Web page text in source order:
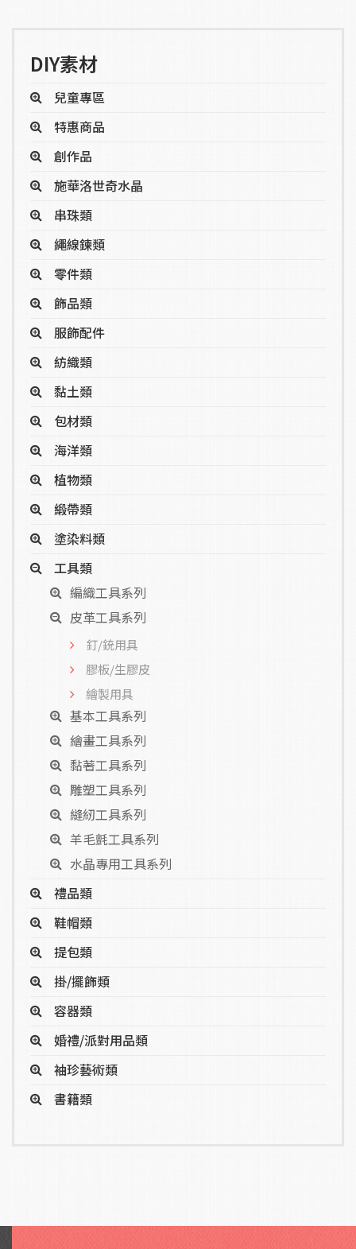
DIY素材
兒童專區
特惠商品
創作品
施華洛世奇水晶
串珠類
繩線鍊類
零件類
飾品類
服飾配件
紡織類
黏土類
包材類
海洋類
植物類
緞帶類
塗染料類
工具類
編織工具系列
皮革工具系列
釘/銃用具
膠板/生膠皮
繪製用具
基本工具系列
繪畫工具系列
黏著工具系列
雕塑工具系列
縫紉工具系列
羊毛氈工具系列
水晶專用工具系列
禮品類
鞋帽類
提包類
掛/擺飾類
容器類
婚禮/派對用品類
袖珍藝術類
書籍類